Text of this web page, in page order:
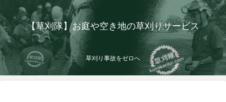
【草刈隊】お庭や空き地の草刈りサービス
草刈り事故をゼロへ